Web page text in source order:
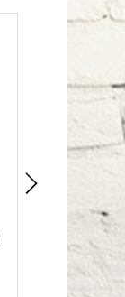
крупными
210мм*T24
RTS24210
2